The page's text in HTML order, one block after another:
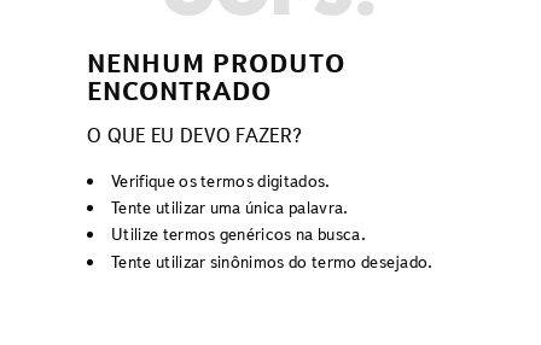
NENHUM PRODUTO
ENCONTRADO
O QUE EU DEVO FAZER?
Verifique os termos digitados.
Tente utilizar uma única palavra.
Utilize termos genéricos na busca.
Tente utilizar sinônimos do termo desejado.